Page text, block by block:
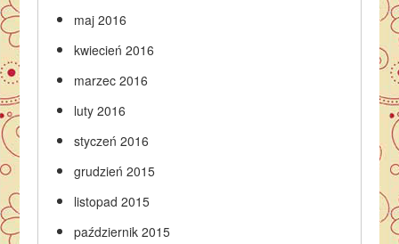
maj 2016
kwiecień 2016
marzec 2016
luty 2016
styczeń 2016
grudzień 2015
listopad 2015
październik 2015